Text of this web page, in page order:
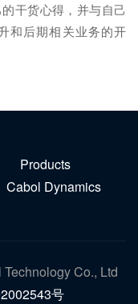
干货心得，并与自己
和后期相关业务的开
Products
Cabol Dynamics
Co., Ltd
号